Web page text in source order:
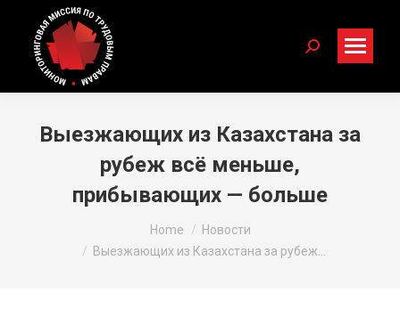
Search:
Выезжающих из Казахстана за
рубеж всё меньше,
прибывающих — больше
Home
Новости
Выезжающих из Казахстана за рубеж…